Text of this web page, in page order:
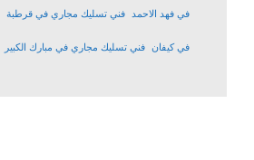
في فهد الاحمد فني تسليك مجاري في قرطبة
في كيفان فني تسليك مجاري في مبارك الكبير